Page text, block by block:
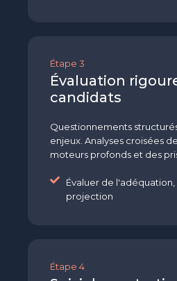
Étape 3
Évaluation
candidats
Questionnements
enjeux. Analyses croisées
moteurs profonds et des
Évaluer de l'adéquation,
projection
Étape 4